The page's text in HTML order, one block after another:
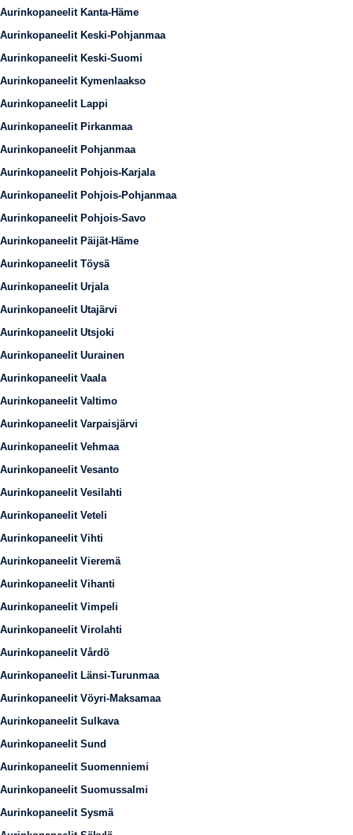
Aurinkopaneelit Kanta-Häme
Aurinkopaneelit Keski-Pohjanmaa
Aurinkopaneelit Keski-Suomi
Aurinkopaneelit Kymenlaakso
Aurinkopaneelit Lappi
Aurinkopaneelit Pirkanmaa
Aurinkopaneelit Pohjanmaa
Aurinkopaneelit Pohjois-Karjala
Aurinkopaneelit Pohjois-Pohjanmaa
Aurinkopaneelit Pohjois-Savo
Aurinkopaneelit Päijät-Häme
Aurinkopaneelit Töysä
Aurinkopaneelit Urjala
Aurinkopaneelit Utajärvi
Aurinkopaneelit Utsjoki
Aurinkopaneelit Uurainen
Aurinkopaneelit Vaala
Aurinkopaneelit Valtimo
Aurinkopaneelit Varpaisjärvi
Aurinkopaneelit Vehmaa
Aurinkopaneelit Vesanto
Aurinkopaneelit Vesilahti
Aurinkopaneelit Veteli
Aurinkopaneelit Vihti
Aurinkopaneelit Vieremä
Aurinkopaneelit Vihanti
Aurinkopaneelit Vimpeli
Aurinkopaneelit Virolahti
Aurinkopaneelit Vårdö
Aurinkopaneelit Länsi-Turunmaa
Aurinkopaneelit Vöyri-Maksamaa
Aurinkopaneelit Sulkava
Aurinkopaneelit Sund
Aurinkopaneelit Suomenniemi
Aurinkopaneelit Suomussalmi
Aurinkopaneelit Sysmä